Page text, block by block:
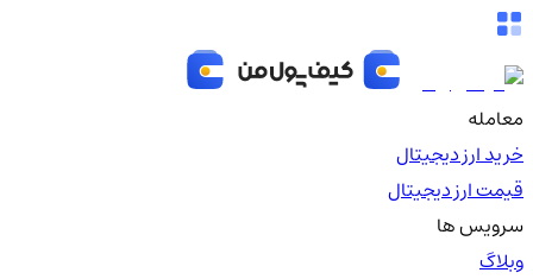
معامله
خرید ارز دیجیتال
قیمت ارز دیجیتال
سرویس ها
وبلاگ